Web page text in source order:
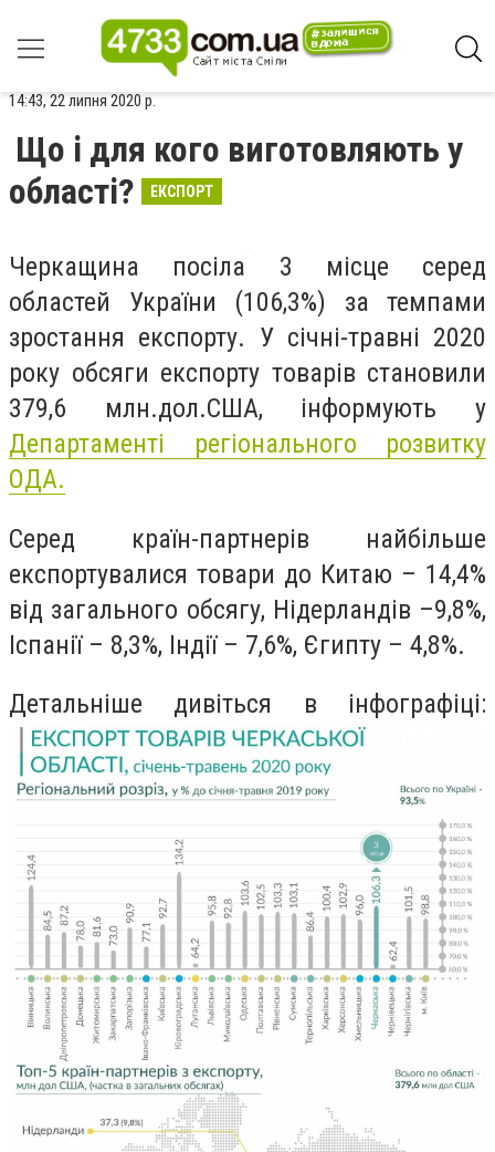
14:43, 22 липня 2020 р.
Що і для кого виготовляють у
області?
ЕКСПОРТ
Черкащина посіла 3 місце серед
областей України (106,3%) за темпами
зростання експорту. У січні-травні 2020
року обсяги експорту товарів становили
379,6 млн.дол.США, інформують у
Департаменті регіонального розвитку
ОДА.
Серед країн-партнерів найбільше
експортувалися товари до Китаю – 14,4%
від загального обсягу, Нідерландів –9,8%,
Іспанії – 8,3%, Індії – 7,6%, Єгипту – 4,8%.
Детальніше дивіться в інфографіці: